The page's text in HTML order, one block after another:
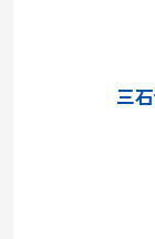
ニ
天気
三